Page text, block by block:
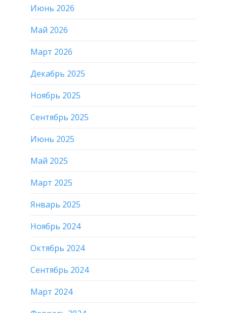
Июнь 2026
Май 2026
Март 2026
Декабрь 2025
Ноябрь 2025
Сентябрь 2025
Июнь 2025
Май 2025
Март 2025
Январь 2025
Ноябрь 2024
Октябрь 2024
Сентябрь 2024
Март 2024